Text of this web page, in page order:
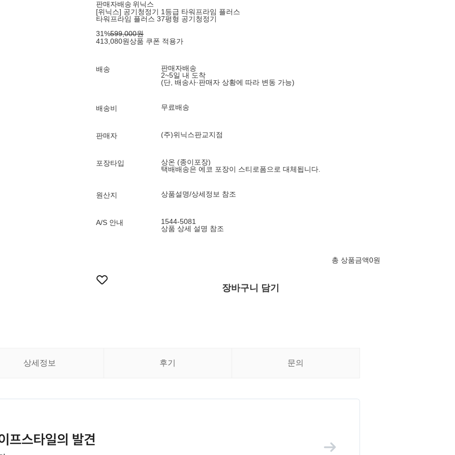
판매자배송 위닉스
[위닉스] 공기청정기 1등급 타워프라임 플러스
타워프라임 플러스 37평형 공기청정기
31%599,000원
413,080원상품 쿠폰 적용가
배송
판매자배송
2~5일 내 도착
(단, 배송사·판매자 상황에 따라 변동 가능)
배송비 무료배송
판매자 (주)위닉스판교지점
포장타입
상온 (종이포장)
택배배송은 에코 포장이 스티로폼으로 대체됩니다.
원산지 상품설명/상세정보 참조
A/S 안내
1544-5081
상품 상세 설명 참조
총 상품금액0원
장바구니 담기
상세정보 후기 문의